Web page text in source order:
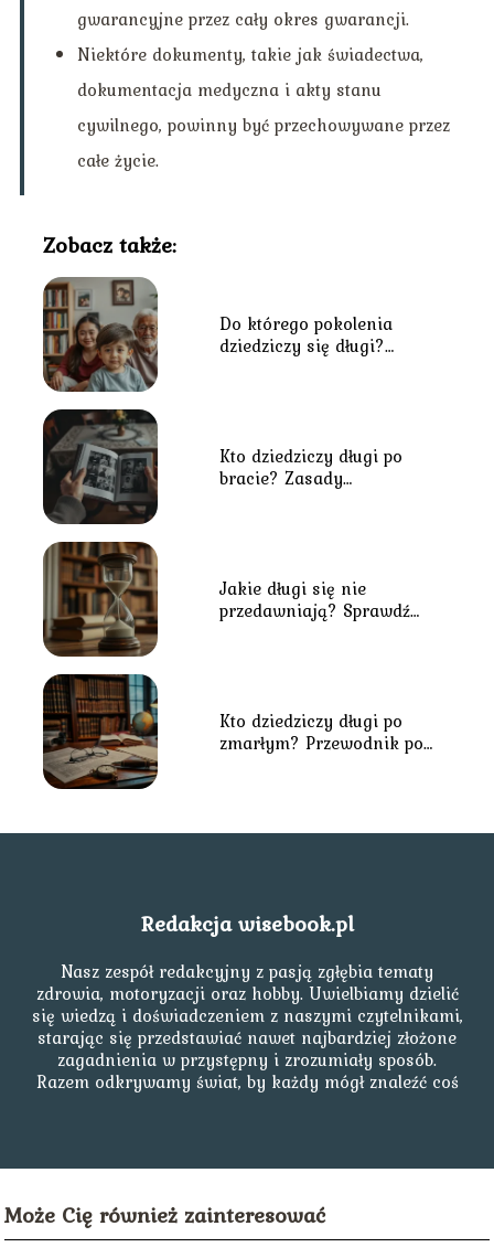
gwarancyjne przez cały okres gwarancji.
Niektóre dokumenty, takie jak świadectwa,
dokumentacja medyczna i akty stanu
cywilnego, powinny być przechowywane przez
całe życie.
Zobacz także:
Do którego pokolenia
dziedziczy się długi?
Kto dziedziczy długi po
bracie? Zasady
Jakie długi się nie
przedawniają? Sprawdź
Kto dziedziczy długi po
zmarłym? Przewodnik po
Redakcja wisebook.pl
Nasz zespół redakcyjny z pasją zgłębia tematy
zdrowia, motoryzacji oraz hobby. Uwielbiamy dzielić
się wiedzą i doświadczeniem z naszymi czytelnikami,
starając się przedstawiać nawet najbardziej złożone
zagadnienia w przystępny i zrozumiały sposób.
Razem odkrywamy świat, by każdy mógł znaleźć coś
Może Cię również zainteresować